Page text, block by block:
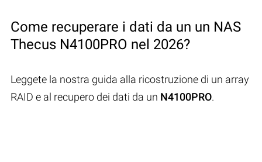
Come recuperare i dati da un un NAS
Thecus N4100PRO nel 2026?
Leggete la nostra guida alla ricostruzione di un array
RAID e al recupero dei dati da un N4100PRO.